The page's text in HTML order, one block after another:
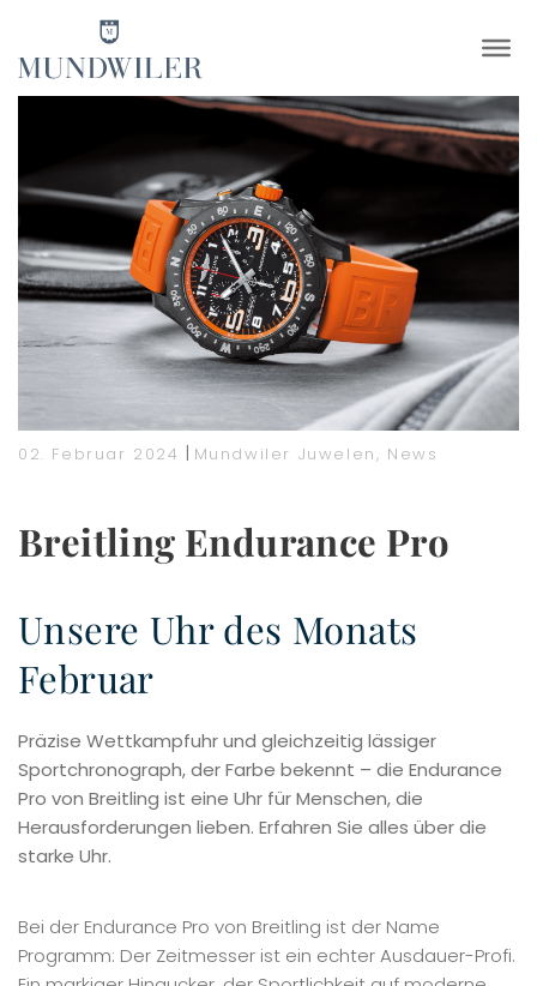
×
02. Februar 2024 | Mundwiler Juwelen, News
Breitling Endurance Pro
Unsere Uhr des Monats
Februar
Präzise Wettkampfuhr und gleichzeitig lässiger
Sportchronograph, der Farbe bekennt – die Endurance
Pro von Breitling ist eine Uhr für Menschen, die
Herausforderungen lieben. Erfahren Sie alles über die
starke Uhr.
Bei der Endurance Pro von Breitling ist der Name
Programm: Der Zeitmesser ist ein echter Ausdauer-Profi.